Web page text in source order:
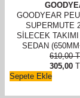
GOODYEAR
SUPERMUTE
SILECEK TAKIMI
SEDAN
610,00
305,00
Sepete Ekle